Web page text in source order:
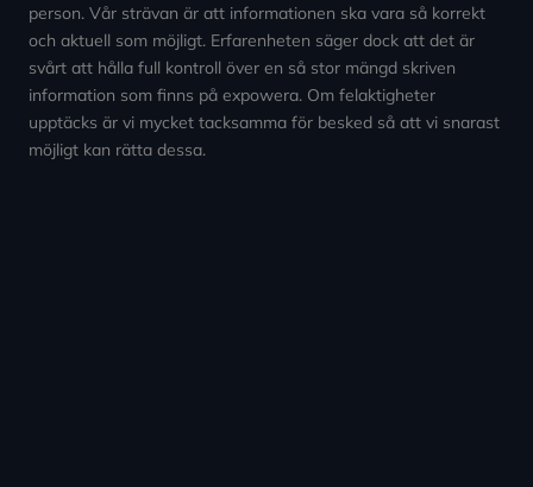
person. Vår strävan är att informationen ska vara så korrekt
och aktuell som möjligt. Erfarenheten säger dock att det är
svårt att hålla full kontroll över en så stor mängd skriven
information som finns på expowera. Om felaktigheter
upptäcks är vi mycket tacksamma för besked så att vi snarast
möjligt kan rätta dessa.